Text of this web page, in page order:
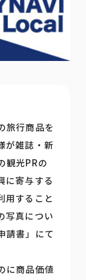
旅行商品を
が雑誌・新
観光PRの
に寄与する
用すること
写真につい
請書」にて
に商品価値